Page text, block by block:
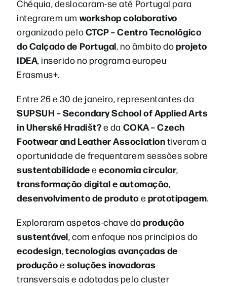
Chéquia, deslocaram-se até Portugal para
integrarem um workshop colaborativo
organizado peloCTCP – Centro Tecnológico
do Calçado de Portugal, no âmbito doprojeto
IDEA, inserido no programa europeu
Erasmus+.
Entre 26 e 30 de janeiro, representantes da
SUPSUH – Secondary School of Applied Arts
in Uherské Hradišt?e da COKA – Czech
Footwear and Leather Associationtiveram a
oportunidade de frequentarem sessões sobre
sustentabilidadeeeconomia circular,
transformação digital e automação,
desenvolvimento de produto e prototipagem.
Exploraram aspetos-chave daprodução
sustentável, com enfoque nos princípios do
ecodesign,tecnologias avançadas de
produçãoe soluções inovadoras
transversais e adotadas pelo cluster